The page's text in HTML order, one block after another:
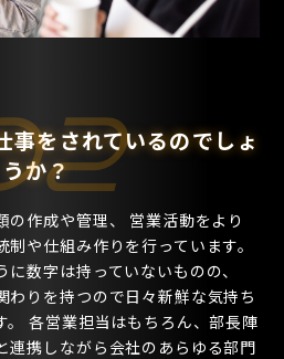
事をされているのでしょ
うか？
の作成や管理、 営業活動をより
や仕組み作りを行っています。
数字は持っていないものの、
わりを持つので日々新鮮な気持ち
。 各営業担当はもちろん、部長陣
連携しながら会社のあらゆる部門